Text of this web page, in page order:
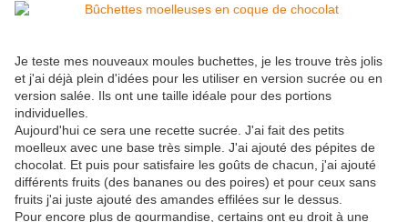
Je teste mes nouveaux moules buchettes, je les trouve très jolis
et j'ai déjà plein d'idées pour les utiliser en version sucrée ou en
version salée. Ils ont une taille idéale pour des portions
individuelles.
Aujourd'hui ce sera une recette sucrée. J'ai fait des petits
moelleux avec une base très simple. J'ai ajouté des pépites de
chocolat. Et puis pour satisfaire les goûts de chacun, j'ai ajouté
différents fruits (des bananes ou des poires) et pour ceux sans
fruits j'ai juste ajouté des amandes effilées sur le dessus.
Pour encore plus de gourmandise, certains ont eu droit à une